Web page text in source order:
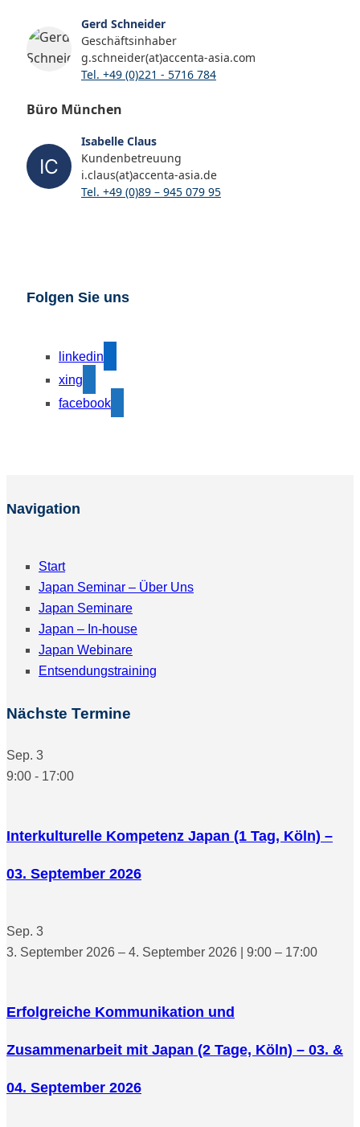
Gerd Schneider
Geschäftsinhaber
g.schneider(at)accenta-asia.com
Tel. +49 (0)221 - 5716 784
Büro München
Isabelle Claus
Kundenbetreuung
i.claus(at)accenta-asia.de
Tel. +49 (0)89 – 945 079 95
Folgen Sie uns
linkedin
xing
facebook
Navigation
Start
Japan Seminar – Über Uns
Japan Seminare
Japan – In-house
Japan Webinare
Entsendungstraining
Nächste Termine
Sep. 3
9:00 - 17:00
Interkulturelle Kompetenz Japan (1 Tag, Köln) –
03. September 2026
Sep. 3
3. September 2026 – 4. September 2026 | 9:00 – 17:00
Erfolgreiche Kommunikation und
Zusammenarbeit mit Japan (2 Tage, Köln) – 03. &
04. September 2026